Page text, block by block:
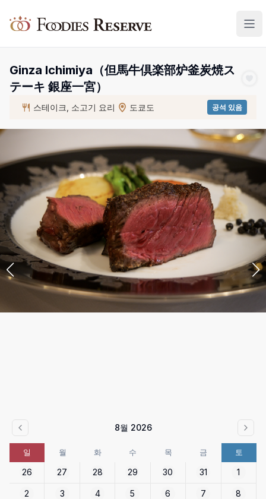
Foodies Reserve
Ginza Ichimiya（但馬牛倶楽部炉釜炭焼ス
テーキ 銀座一宮）
스테이크, 소고기 요리 도쿄도 공석 있음
8월 2026
일 월 화 수 목 금 토
26 27 28 29 30 31 1
2 3 4 5 6 7 8